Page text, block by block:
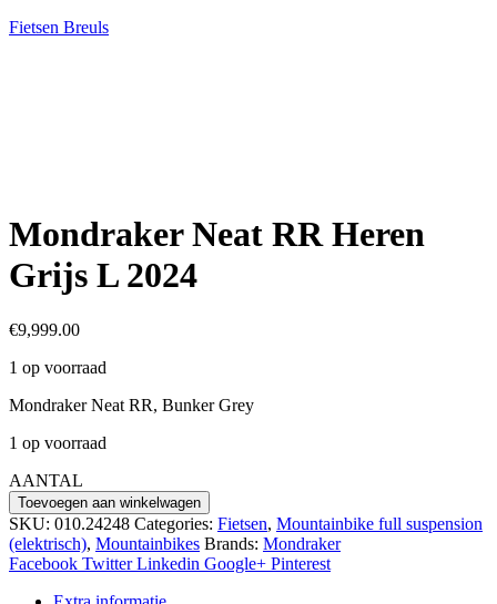
Fietsen Breuls
Mondraker Neat RR Heren
Grijs L 2024
€9,999.00
1 op voorraad
Mondraker Neat RR, Bunker Grey
1 op voorraad
AANTAL
Mondraker
Neat
RR
Heren
Toevoegen aan winkelwagen
SKU: 010.24248 Categories: Fietsen, Mountainbike full suspension
(elektrisch), Mountainbikes Brands: Mondraker
Facebook Twitter Linkedin Google+ Pinterest